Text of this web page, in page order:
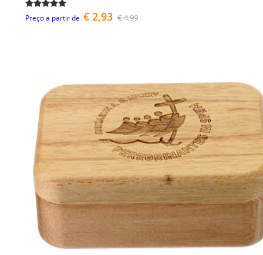
Preço a partir de € 2,93 € 4,99